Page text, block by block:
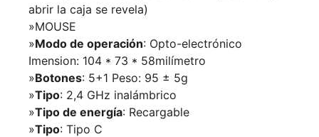
abrir la caja se revela)
»MOUSE
»Modo de operación: Opto-electrónico
Imension: 104 * 73 * 58milímetro
»Botones: 5+1 Peso: 95 ± 5g
»Tipo: 2,4 GHz inalámbrico
»Tipo de energía: Recargable
»Tipo: Tipo C